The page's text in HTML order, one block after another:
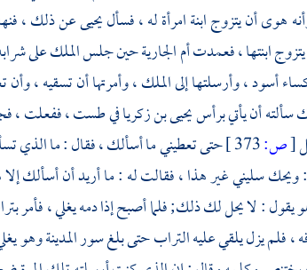
هوى أن يتزوج ابنة امرأة له ، فسأليحيىعن ذلك ،
ابنتها ، فعمدت أم الجارية حين جلس الملك على شرابه
أسود ، وأرسلتها إلى الملك ، وأمرتها أن تسقيه ،
سألته أن يأتي برأسيحيى بن زكريافي طست ، ففعلت ،
[ص:
حتى تعطيني ما أسألك ، فقال : ما الذي
سليني غير هذا ، فقالت له : ما أريد أن أسألك
: لا يحل لك ذلك; فلما أصبح إذا دمه يغلي ، فأمر
، فلم يزل يلقي عليه التراب حتى بلغ سورالمدينةوهو